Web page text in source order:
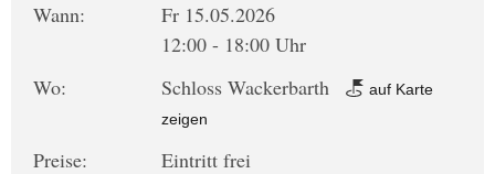
Wann:
Fr 15.05.2026
12:00 - 18:00 Uhr
Wo:
Schloss Wackerbarth
auf Karte
zeigen
Preise:
Eintritt frei